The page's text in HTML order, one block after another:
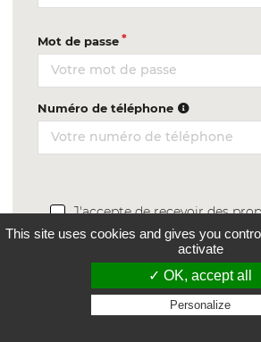
Mot de passe
Numéro de téléphone
J'accepte de recevoir des
commerciales de nos
En cochant cette case, je
pris connaissance et accepter
conditions générales
politique de
This site uses cookies and gives you
activate
✓ OK, accept all
Personalize